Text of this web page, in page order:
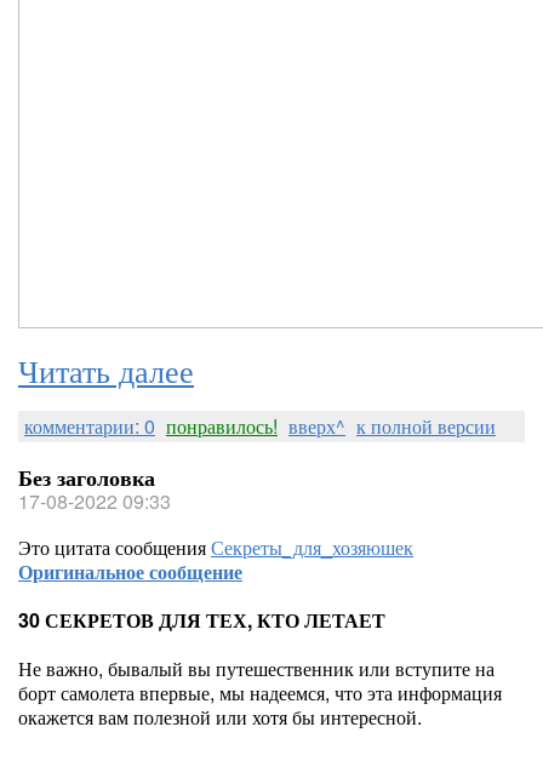
Читать далее
комментарии: 0 понравилось! вверх^ к полной версии
Без заголовка
17-08-2022 09:33
Это цитата сообщенияСекреты_для_хозяюшек
Оригинальное сообщение
30 СЕКРЕТОВ ДЛЯ ТЕХ, КТО ЛЕТАЕТ
Не важно, бывалый вы путешественник или вступите на
борт самолета впервые, мы надеемся, что эта информация
окажется вам полезной или хотя бы интересной.